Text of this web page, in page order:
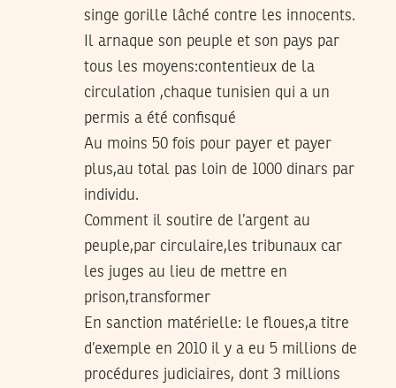
singe gorille lâché contre les innocents.
Il arnaque son peuple et son pays par
tous les moyens:contentieux de la
circulation ,chaque tunisien qui a un
permis a été confisqué
Au moins 50 fois pour payer et payer
plus,au total pas loin de 1000 dinars par
individu.
Comment il soutire de l’argent au
peuple,par circulaire,les tribunaux car
les juges au lieu de mettre en
prison,transformer
En sanction matérielle: le floues,a titre
d’exemple en 2010 il y a eu 5 millions de
procédures judiciaires, dont 3 millions